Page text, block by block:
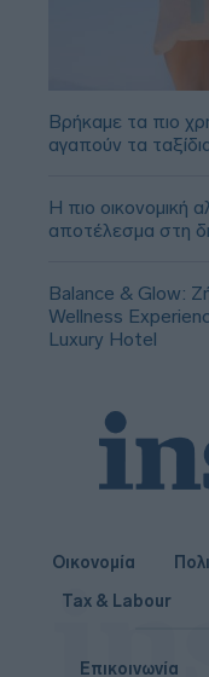
Βρήκαμε τα πιο
αγαπούν τα
Η πιο οικονομική
αποτέλεσμα στη
Balance & Glow:
Wellness
Luxury Hotel
Οικονομία
Tax & Labour
Επικοινωνία